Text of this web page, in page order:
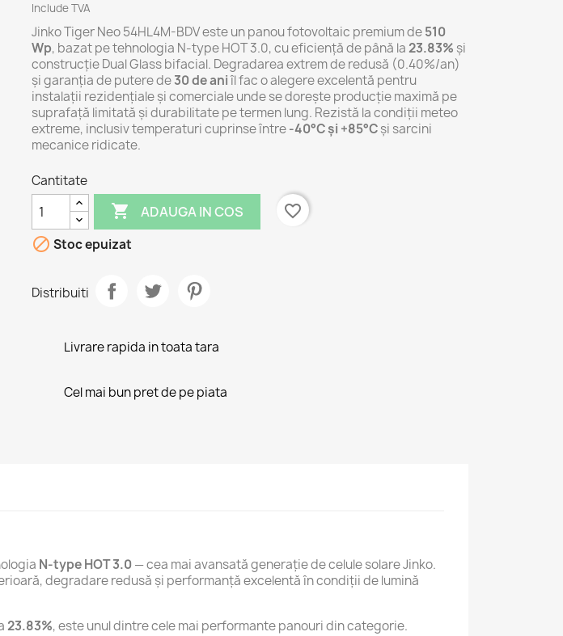
Include TVA
Jinko Tiger Neo 54HL4M-BDV este un panou fotovoltaic premium de510
Wp, bazat pe tehnologia N-type HOT 3.0, cu eficiență de până la 23.83% și
construcție Dual Glass bifacial. Degradarea extrem de redusă (0.40%/an)
și garanția de putere de30 de aniîl fac o alegere excelentă pentru
instalații rezidențiale și comerciale unde se dorește producție maximă pe
suprafață limitată și durabilitate pe termen lung. Rezistă la condiții meteo
extreme, inclusiv temperaturi cuprinse între-40°C și +85°Cși sarcini
mecanice ridicate.
Cantitate
 ADAUGA IN COS
favorite_border
 Stoc epuizat
Distribuiti
Livrare rapida in toata tara
Cel mai bun pret de pe piata
N-type HOT 3.0— cea mai avansată generație de celule solare Jinko.
degradare redusă și performanță excelentă în condiții de lumină
23.83%, este unul dintre cele mai performante panouri din categorie.